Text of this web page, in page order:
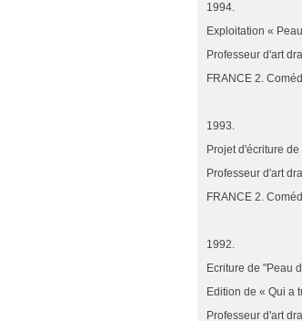
1994.
Exploitation «
Professeur d'art
FRANCE 2.
1993.
Projet d'écriture de
Professeur d'art
FRANCE 2.
1992.
Ecriture de "Peau
Edition de « Qui a
Professeur d'art